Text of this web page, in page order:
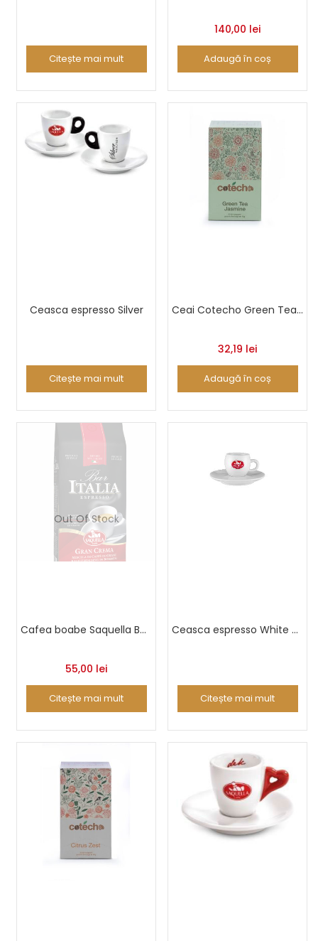
Citește mai mult
140,00 lei
Adaugă în coș
Ceasca espresso Silver
Citește mai mult
Ceai Cotecho Green Tea Jasmine 20 buc
32,19 lei
Adaugă în coș
Out Of Stock
Cafea boabe Saquella Bar Italia Gran Crema 500g
55,00 lei
Citește mai mult
Ceasca espresso White prestige
Citește mai mult